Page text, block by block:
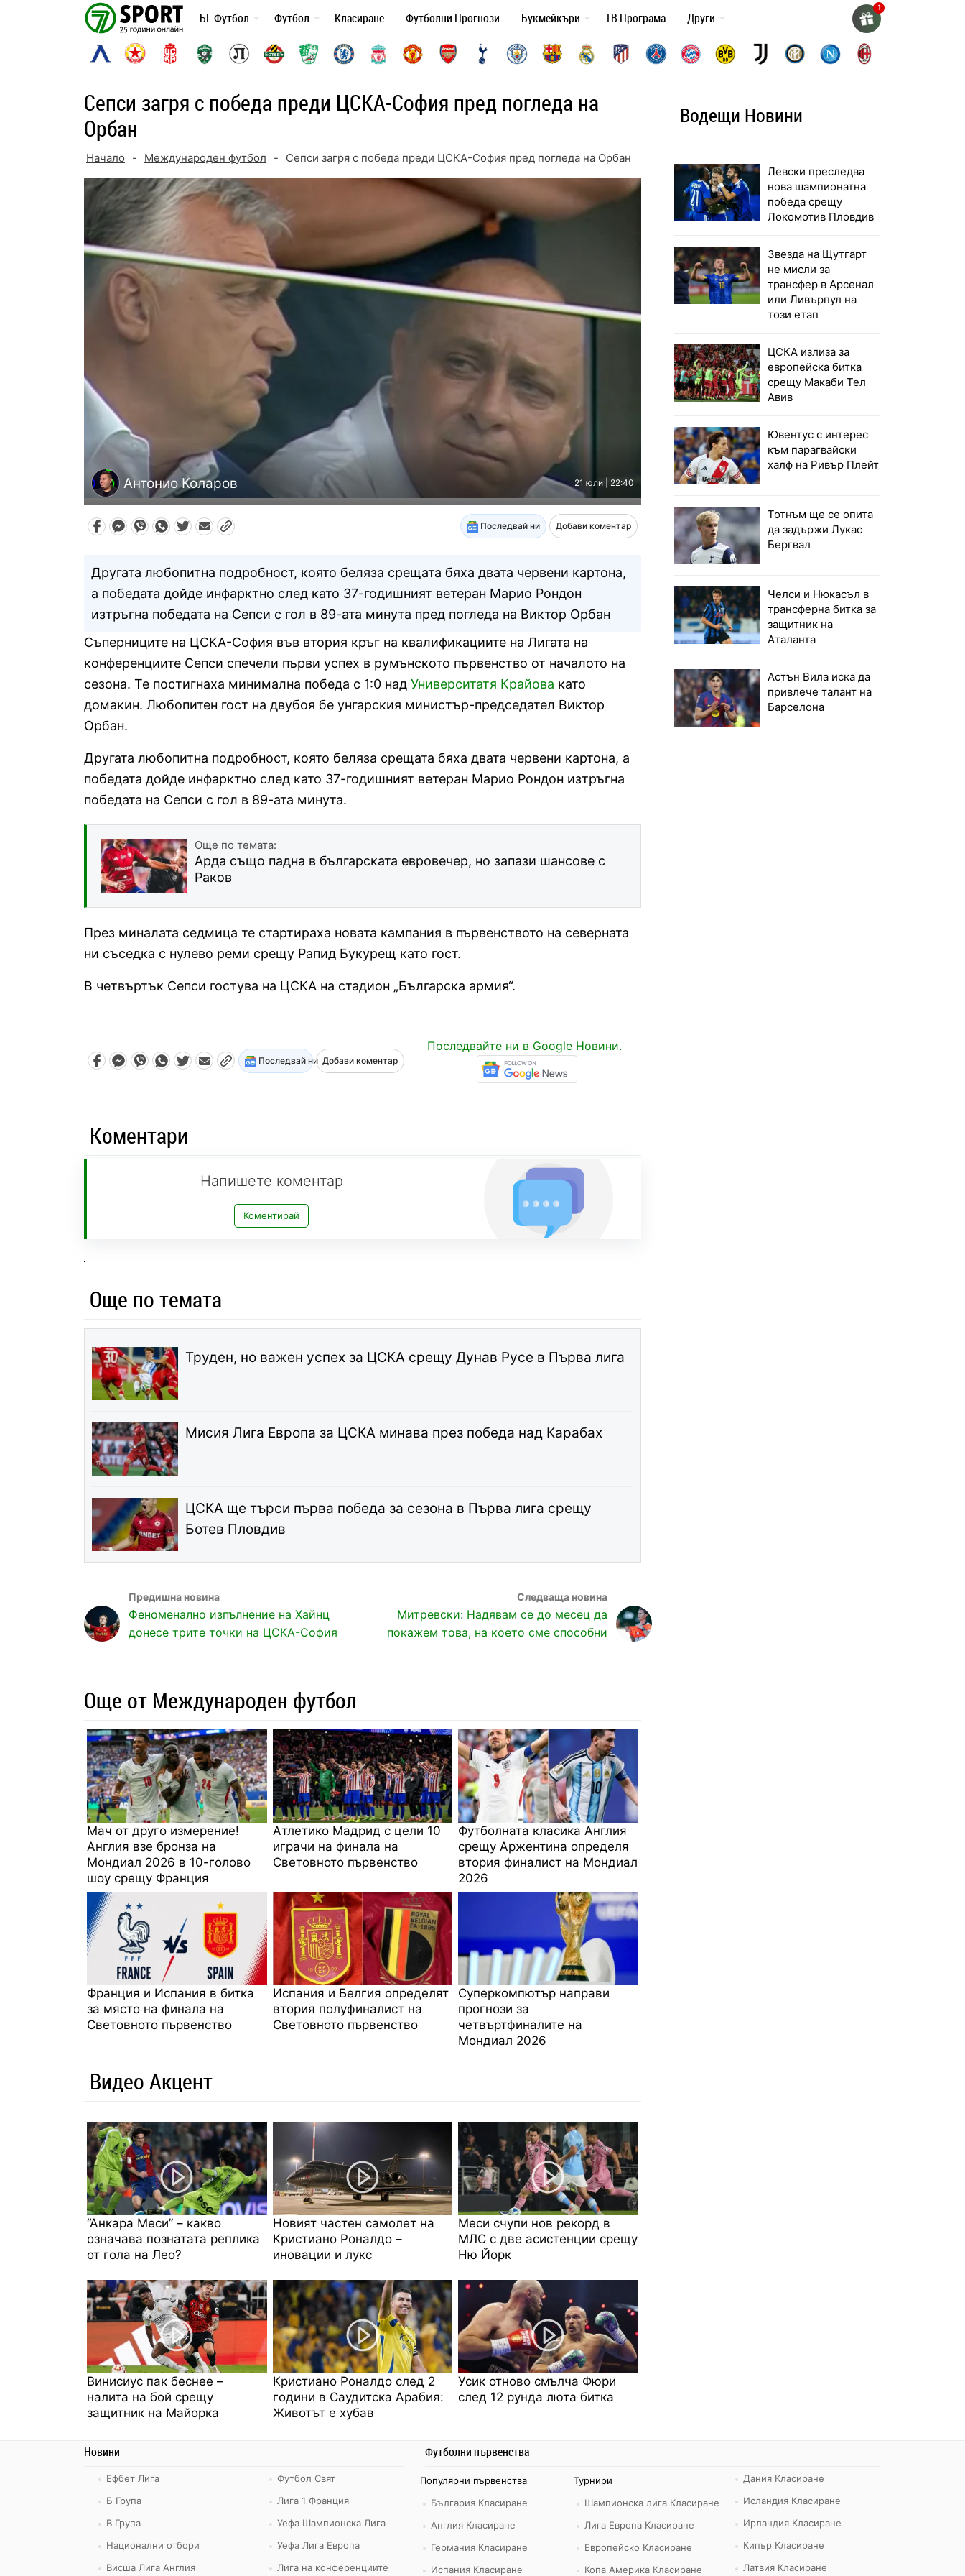
БГ Футбол Футбол Класиране Футболни Прогнози Букмейкъри ТВ Програма Други
Сепси загря с победа преди ЦСКА-София пред погледа на
Орбан
Начало - Международен футбол - Сепси загря с победа преди ЦСКА-София пред погледа на Орбан
Антонио Коларов 21 юли | 22:40
Последвай ни Добави коментар
Другата любопитна подробност, която беляза срещата бяха двата червени картона,
а победата дойде инфарктно след като 37-годишният ветеран Марио Рондон
изтръгна победата на Сепси с гол в 89-ата минута пред погледа на Виктор Орбан
Съперниците на ЦСКА-София във втория кръг на квалификациите на Лигата на
конференциите Сепси спечели първи успех в румънското първенство от началото на
сезона. Те постигнаха минимална победа с 1:0 над Университатя Крайова като
домакин. Любопитен гост на двубоя бе унгарския министър-председател Виктор
Орбан.
Другата любопитна подробност, която беляза срещата бяха двата червени картона, а
победата дойде инфарктно след като 37-годишният ветеран Марио Рондон изтръгна
победата на Сепси с гол в 89-ата минута.
Още по темата:
Арда също падна в българската евровечер, но запази шансове с
Раков
През миналата седмица те стартираха новата кампания в първенството на северната
ни съседка с нулево реми срещу Рапид Букурещ като гост.
В четвъртък Сепси гостува на ЦСКА на стадион „Българска армия“.
Последвай ни Добави коментар
Последвайте ни в Google Новини.
Коментари
Напишете коментар
Коментирай
Още по темата
Труден, но важен успех за ЦСКА срещу Дунав Русе в Първа лига
Мисия Лига Европа за ЦСКА минава през победа над Карабах
ЦСКА ще търси първа победа за сезона в Първа лига срещу
Ботев Пловдив
Феноменално изпълнение на Хайнц
донесе трите точки на ЦСКА-София
Митревски: Надявам се до месец да
покажем това, на което сме способни
Още от Международен футбол
Мач от друго измерение!
Англия взе бронза на
Мондиал 2026 в 10-голово
шоу срещу Франция
Атлетико Мадрид с цели 10
играчи на финала на
Световното първенство
Футболната класика Англия
срещу Аржентина определя
втория финалист на Мондиал
2026
Франция и Испания в битка
за място на финала на
Световното първенство
Испания и Белгия определят
втория полуфиналист на
Световното първенство
Суперкомпютър направи
прогнози за
четвъртфиналите на
Мондиал 2026
Видео Акцент
“Анкара Меси” – какво
означава познатата реплика
от гола на Лео?
Новият частен самолет на
Кристиано Роналдо –
иновации и лукс
Меси счупи нов рекорд в
МЛС с две асистенции срещу
Ню Йорк
Винисиус пак беснее –
налита на бой срещу
защитник на Майорка
Кристиано Роналдо след 2
години в Саудитска Арабия:
Животът е хубав
Усик отново смълча Фюри
след 12 рунда люта битка
Водещи Новини
Левски преследва
нова шампионатна
победа срещу
Локомотив Пловдив
Звезда на Щутгарт
не мисли за
трансфер в Арсенал
или Ливърпул на
този етап
ЦСКА излиза за
европейска битка
срещу Макаби Тел
Авив
Ювентус с интерес
към парагвайски
халф на Ривър Плейт
Тотнъм ще се опита
да задържи Лукас
Бергвал
Челси и Нюкасъл в
трансферна битка за
защитник на
Аталанта
Астън Вила иска да
привлече талант на
Барселона
Новини
Ефбет Лига
Б Група
В Група
Национални отбори
Висша Лига Англия
Футбол Свят
Лига 1 Франция
Уефа Шампионска Лига
Уефа Лига Европа
Лига на конференциите
Футболни първенства
Популярни първенства
България Класиране
Англия Класиране
Германия Класиране
Испания Класиране
Турнири
Шампионска лига Класиране
Лига Европа Класиране
Европейско Класиране
Копа Америка Класиране
Дания Класиране
Исландия Класиране
Ирландия Класиране
Кипър Класиране
Латвия Класиране